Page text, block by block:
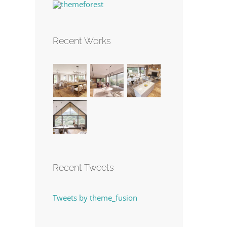
Recent Works
Recent Tweets
Tweets by theme_fusion